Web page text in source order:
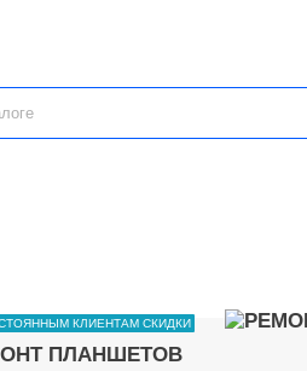
ПЛАНШЕТОВ
КЛИЕНТАМ СКИДКИ